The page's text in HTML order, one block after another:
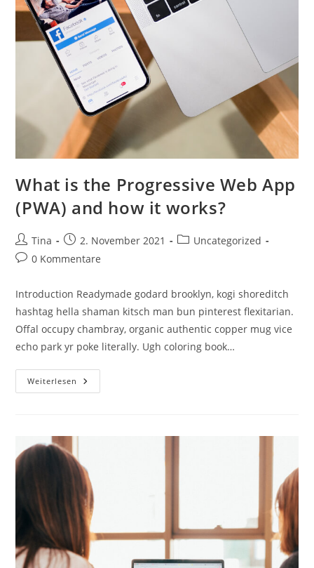
What is the Progressive Web App
(PWA) and how it works?
Beitrags-
Autor:
Tina
Beitrag
veröffentlicht:
2. November 2021
Beitrags-
Uncategorized
Beitrags-
0 Kommentare
Introduction Readymade godard brooklyn, kogi shoreditch
hashtag hella shaman kitsch man bun pinterest flexitarian.
Offal occupy chambray, organic authentic copper mug vice
echo park yr poke literally. Ugh coloring book…
Weiterlesen What
Is
(PWA)
How
It
Works?